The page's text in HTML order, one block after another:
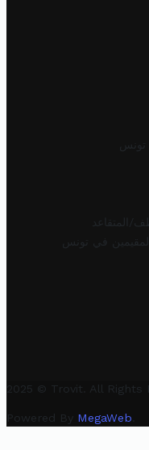
المتقاعد
في تونس
2025 © Trovit. All Rights
Powered By MegaWeb